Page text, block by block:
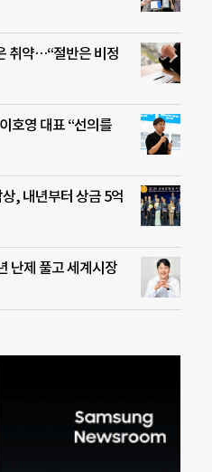
취약…“절반은 비정
호영 대표 “선의를
, 내년부터 상금 5억
난제 풀고 세계시장